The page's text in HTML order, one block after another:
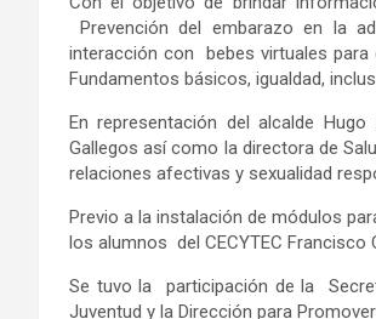
Prevención del embarazo en la
interacción con bebes virtuales
Fundamentos básicos, igualdad,
En representación del alcalde
Gallegos así como la directora de
relaciones afectivas y sexualidad
Previo a la instalación de módulos
los alumnos del CECYTEC
Se tuvo la participación de la
Juventud y la Dirección para